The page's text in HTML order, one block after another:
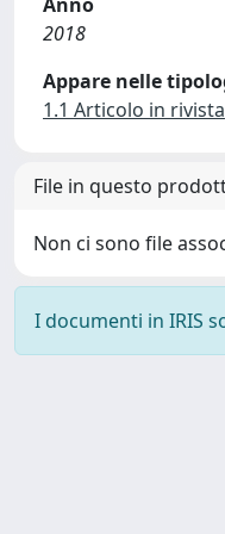
2018
Appare nelle
1.1 Articolo in rivista
File in questo
Non ci sono file
I documenti in IRIS